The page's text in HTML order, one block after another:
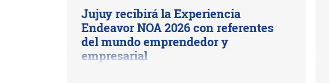
Jujuy recibirá la Experiencia
Endeavor NOA 2026 con referentes
del mundo emprendedor y
empresarial